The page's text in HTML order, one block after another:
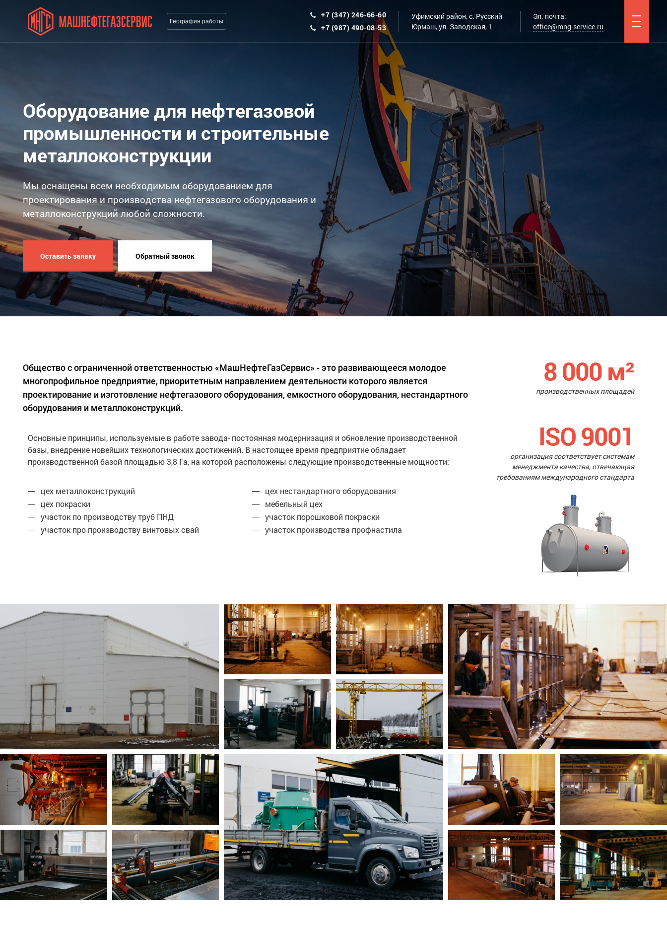
География работы
+7 (347) 246-66-60
+7 (987) 490-08-53
Уфимский район, с. Русский
Юрмаш, ул. Заводская, 1
Эл. почта:
office@mng-service.ru
Оборудование для нефтегазовой
промышленности и строительные
металлоконструкции
Мы оснащены всем необходимым оборудованием для
проектирования и производства нефтегазового оборудования и
металлоконструкций любой сложности.
Оставить заявку Обратный звонок
Общество с ограниченной ответственностью «МашНефтеГазСервис» - это развивающееся молодое
многопрофильное предприятие, приоритетным направлением деятельности которого является
проектирование и изготовление нефтегазового оборудования, емкостного оборудования, нестандартного
оборудования и металлоконструкций.
Основные принципы, используемые в работе завода- постоянная модернизация и обновление производственной
базы, внедрение новейших технологических достижений. В настоящее время предприятие обладает
производственной базой площадью 3,8 Га, на которой расположены следующие производственные мощности:
цех металлоконструкций
цех нестандартного оборудования
цех покраски
мебельный цех
участок по производству труб ПНД
участок порошковой покраски
участок про производству винтовых свай
участок производства профнастила
8 000м²
производственных площадей
ISO 9001
организация соответствует системам
менеджмента качества, отвечающая
требованиям международного стандарта